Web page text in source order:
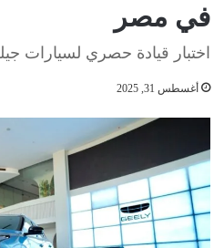
في مصر
اختبار قيادة حصري لسيارات
أغسطس 31, 2025